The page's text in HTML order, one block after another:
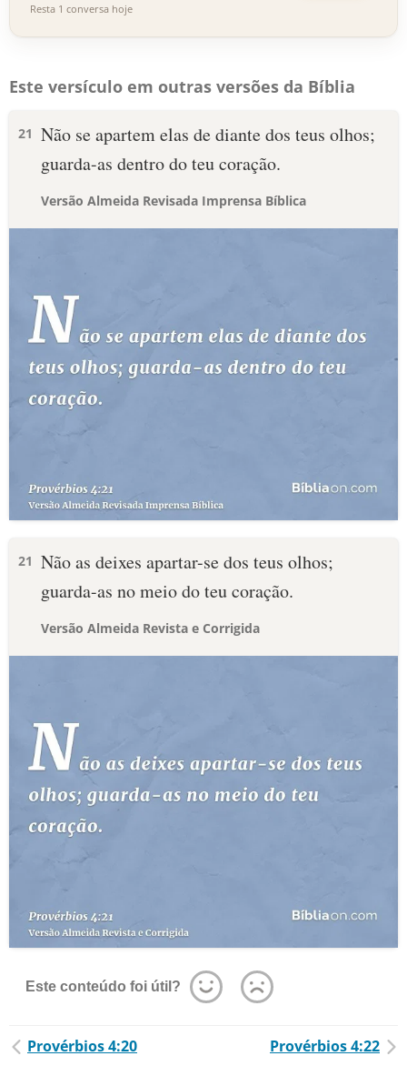
Resta 1 conversa hoje
Este versículo em outras versões da Bíblia
21 Não se apartem elas de diante dos teus olhos;
guarda-as dentro do teu coração.
Versão Almeida Revisada Imprensa Bíblica
21 Não as deixes apartar-se dos teus olhos;
guarda-as no meio do teu coração.
Versão Almeida Revista e Corrigida
Este conteúdo foi útil?
Provérbios 4:20 Provérbios 4:22